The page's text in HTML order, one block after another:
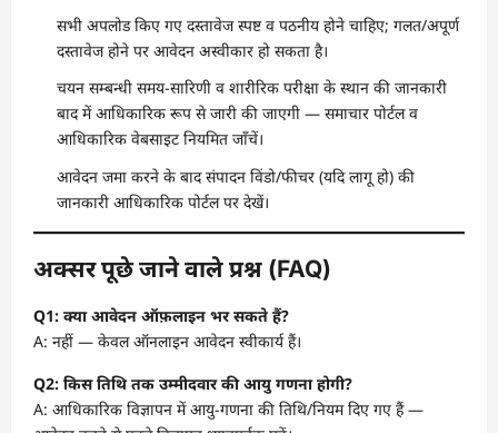
सभी अपलोड किए गए दस्तावेज स्पष्ट व पठनीय होने चाहिए; गलत/अपूर्ण
दस्तावेज होने पर आवेदन अस्वीकार हो सकता है।
चयन सम्बन्धी समय-सारिणी व शारीरिक परीक्षा के स्थान की जानकारी
बाद में आधिकारिक रूप से जारी की जाएगी — समाचार पोर्टल व
आधिकारिक वेबसाइट नियमित जाँचें।
आवेदन जमा करने के बाद संपादन विंडो/फीचर (यदि लागू हो) की
जानकारी आधिकारिक पोर्टल पर देखें।
अक्सर पूछे जाने वाले प्रश्न (FAQ)
Q1: क्या आवेदन ऑफ़लाइन भर सकते हैं?
A: नहीं — केवल ऑनलाइन आवेदन स्वीकार्य हैं।
Q2: किस तिथि तक उम्मीदवार की आयु गणना होगी?
A: आधिकारिक विज्ञापन में आयु-गणना की तिथि/नियम दिए गए हैं —